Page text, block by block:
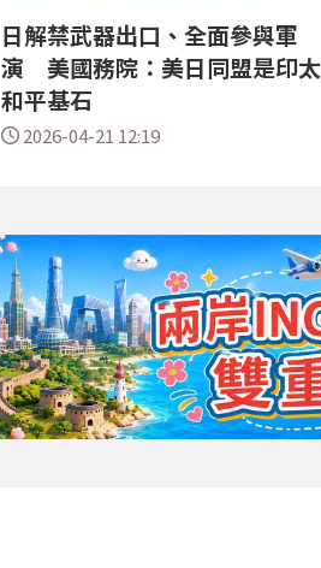
日解禁武器出口、全面參與軍
演 美國務院：美日同盟是印太
和平基石
2026-04-21 12:19